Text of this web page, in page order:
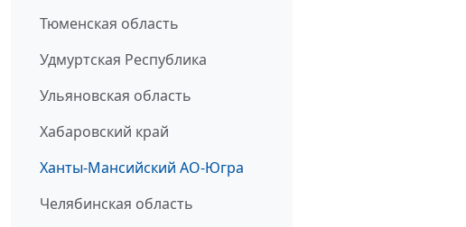
Тюменская область
Удмуртская Республика
Ульяновская область
Хабаровский край
Ханты-Мансийский АО-Югра
Челябинская область